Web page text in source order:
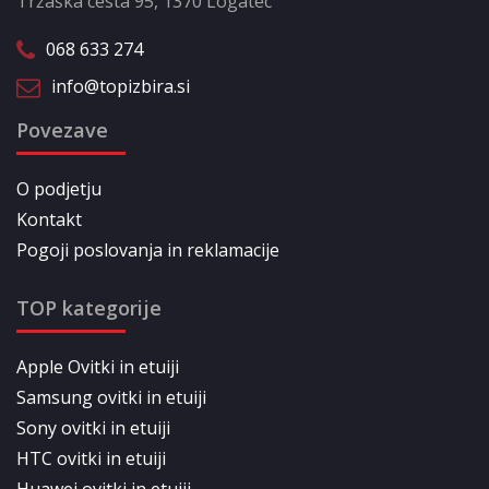
068 633 274
info@topizbira.si
Povezave
O podjetju
Kontakt
Pogoji poslovanja in reklamacije
TOP kategorije
Apple Ovitki in etuiji
Samsung ovitki in etuiji
Sony ovitki in etuiji
HTC ovitki in etuiji